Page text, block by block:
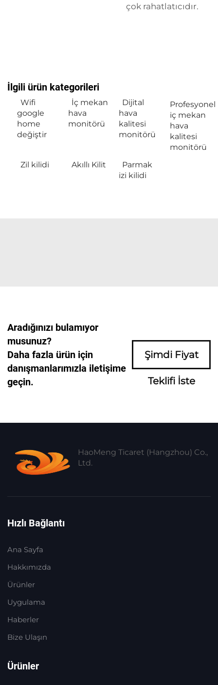
çok rahatlatıcıdır.
İlgili ürün kategorileri
Wifi
google
home
değiştir
İç mekan
hava
monitörü
Dijital
hava
kalitesi
monitörü
Profesyonel
iç mekan
hava
kalitesi
monitörü
Zil kilidi
Akıllı Kilit
Parmak
izi kilidi
Aradığınızı bulamıyor
musunuz?
Daha fazla ürün için
danışmanlarımızla iletişime
geçin.
Şimdi Fiyat
Teklifi İste
HaoMeng Ticaret (Hangzhou) Co.,
Ltd.
Hızlı Bağlantı
Ana Sayfa
Hakkımızda
Ürünler
Uygulama
Haberler
Bize Ulaşın
Ürünler